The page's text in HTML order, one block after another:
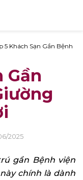
5 Khách Sạn Gần Bệnh
Gần
2025
gần Bệnh viện
chính là dành